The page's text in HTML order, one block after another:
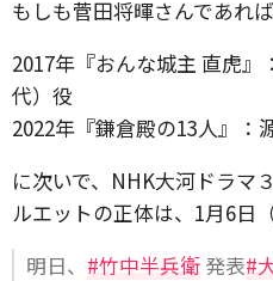
もしも菅田将暉さんであれば
2017年『おんな城主 直虎
代）役
2022年『鎌倉殿の13人』：
に次いで、NHK大河ドラマ
ルエットの正体は、1月6日
明日、 #竹中半兵衛 発表#